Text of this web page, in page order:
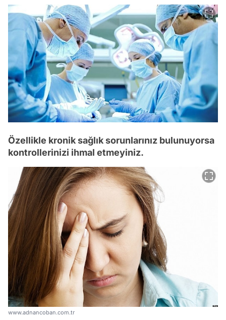
Özellikle kronik sağlık sorunlarınız bulunuyorsa
kontrollerinizi ihmal etmeyiniz.
www.adnancoban.com.tr